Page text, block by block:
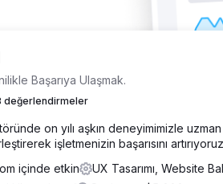
Başarıya Ulaşmak.
değerlendirmeler
on yılı aşkın deneyimimizle
işletmenizin başarısını
içinde etkin
UX Tasarımı, Website